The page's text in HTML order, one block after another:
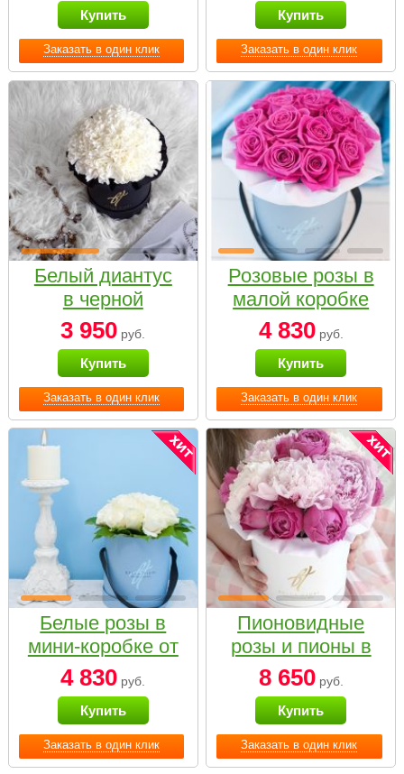
Заказать в один клик
Купить
Заказать в один клик
Small
Купить
Заказать в один клик
Белый диантус
в черной
коробке Small
3 950 руб.
Купить
Заказать в один клик
Розовые розы в
малой коробке
4 830руб.
Купить
Заказать в один клик
Белые розы в
мини-коробке от
Bella Fiori
4 830 руб.
Купить
Заказать в один клик
Пионовидные
розы и пионы в
белой коробке
Small
8 650руб.
Купить